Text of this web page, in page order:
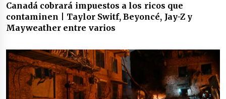
Canadá cobrará impuestos a los ricos que
contaminen | Taylor Switf, Beyoncé, Jay-Z y
Mayweather entre varios